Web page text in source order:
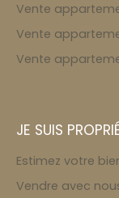
Vente
Vente
Vente
JE SUIS
Estimez votre
Vendre avec